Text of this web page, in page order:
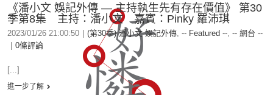
《潘小文 娛記外傳 — 主持執生先有存在價值》 第30
季第8集 主持：潘小文 嘉賓：Pinky 羅沛琪
2023/01/26 21:00:50 (第30季) 潘小文 娛記外傳, -- Featured --, -- 網台 --
0條評論
[...]
進一步了解